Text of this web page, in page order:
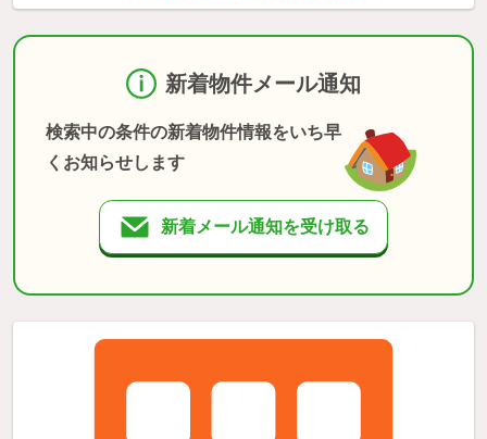
新着物件メール通知
検索中の条件の新着物件情報をいち早
くお知らせします
新着メール通知を受け取る